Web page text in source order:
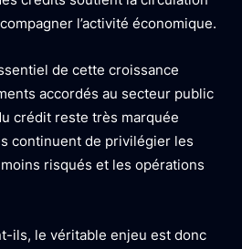
l’activité économique.
de cette croissance
accordés au secteur public
crédit reste très marquée
continuent de privilégier les
risqués et les opérations
ils, le véritable enjeu est donc